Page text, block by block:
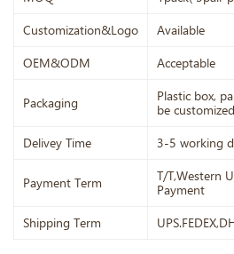
Customization&Logo Available
OEM&ODM Acceptable
Packaging
Plastic box,
be customized
Delivey Time 3-5 working
Payment Term
T/T,Western
Payment
Shipping Term